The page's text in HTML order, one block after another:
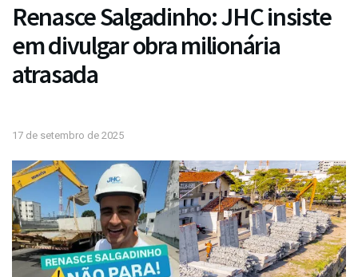
Renasce Salgadinho: JHC insiste
em divulgar obra milionária
atrasada
17 de setembro de 2025